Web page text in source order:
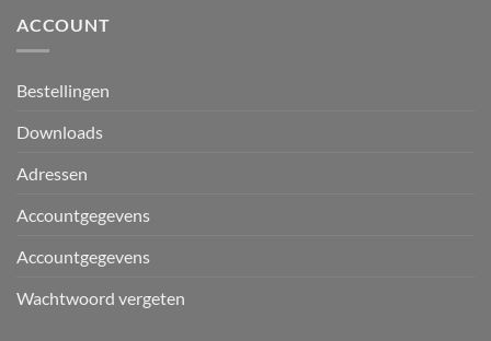
ACCOUNT
Bestellingen
Downloads
Adressen
Accountgegevens
Accountgegevens
Wachtwoord vergeten